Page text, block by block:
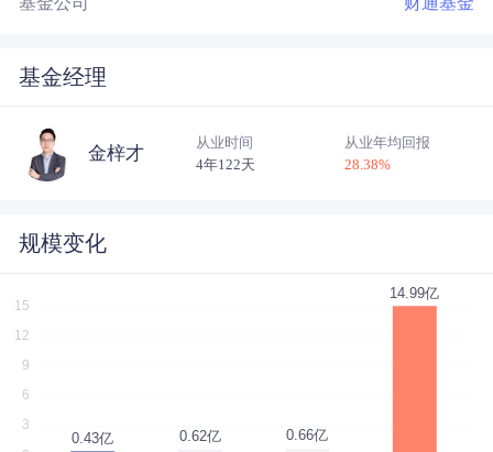
基金经理
金梓才
从业时间
4年122天
从业年均回报
28.38%
规模变化